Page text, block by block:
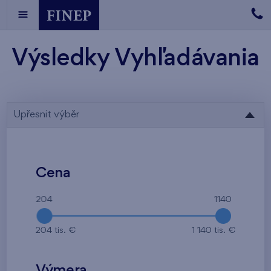
Výsledky Vyhľadávania
Upřesnit výběr
Cena
204 1140
204 tis. € 1 140 tis. €